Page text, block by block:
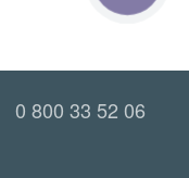
0 800 33 52 06